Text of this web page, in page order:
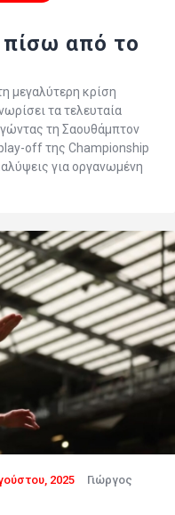
πίσω από το
μεγαλύτερη κρίση
τα τελευταία
τη Σαουθάμπτον
off της Championship
για οργανωμένη
2025
Γιώργος